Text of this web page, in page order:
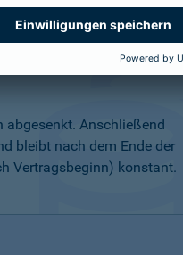
günstige Startbeiträge
Sie in der
abgesenkt. Anschließend
bleibt nach dem Ende der
Vertragsbeginn) konstant.